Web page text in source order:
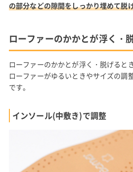
の部分などの隙間をしっかり埋めて脱
ローファーのかかとが浮く・
ローファーのかかとが浮く・脱げると
ローファーがゆるいときやサイズの調
です。
インソール(中敷き)で調整